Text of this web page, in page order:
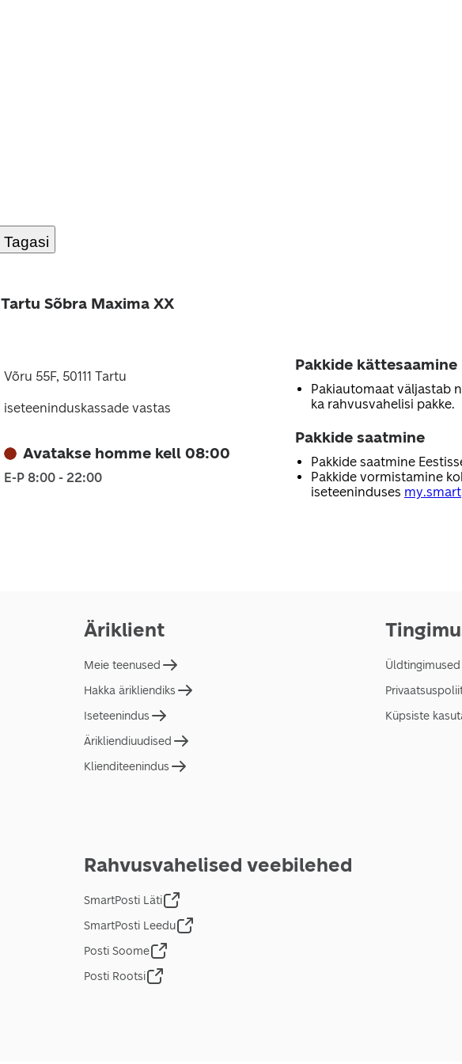
Tagasi
Tartu Sõbra Maxima XX
Võru 55F, 50111 Tartu
iseteeninduskassade vastas
Avatakse homme kell 08:00
E-P 8:00 - 22:00
Pakkide kättesaamine
Pakiautomaat väljastab
ka rahvusvahelisi pakke.
Pakkide saatmine
Pakkide saatmine
Pakkide vormistamine
iseteeninduses
Äriklient
Meie teenused
Hakka ärikliendiks
Iseteenindus
Ärikliendiuudised
Klienditeenindus
Üldtingimused
Küpsiste
Rahvusvahelised veebilehed
SmartPosti Läti
SmartPosti Leedu
Posti Soome
Posti Rootsi